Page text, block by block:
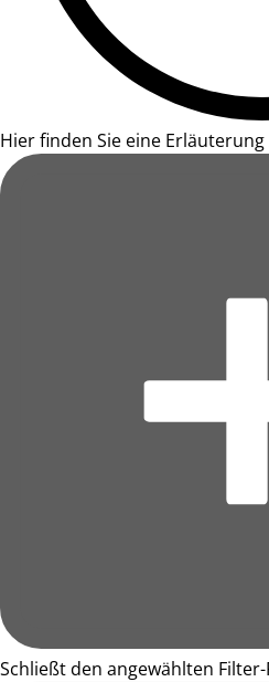
Hier finden Sie eine
Schließt den angewählten